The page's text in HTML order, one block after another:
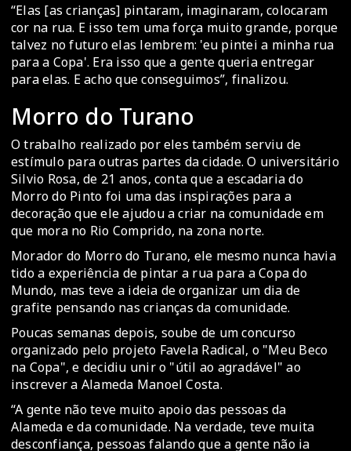
“Elas [as crianças] pintaram, imaginaram, colocaram
cor na rua. E isso tem uma força muito grande, porque
talvez no futuro elas lembrem: 'eu pintei a minha rua
para a Copa'. Era isso que a gente queria entregar
para elas. E acho que conseguimos”, finalizou.
Morro do Turano
O trabalho realizado por eles também serviu de
estímulo para outras partes da cidade. O universitário
Silvio Rosa, de 21 anos, conta que a escadaria do
Morro do Pinto foi uma das inspirações para a
decoração que ele ajudou a criar na comunidade em
que mora no Rio Comprido, na zona norte.
Morador do Morro do Turano, ele mesmo nunca havia
tido a experiência de pintar a rua para a Copa do
Mundo, mas teve a ideia de organizar um dia de
grafite pensando nas crianças da comunidade.
Poucas semanas depois, soube de um concurso
organizado pelo projeto Favela Radical, o "Meu Beco
na Copa", e decidiu unir o "útil ao agradável" ao
inscrever a Alameda Manoel Costa.
“A gente não teve muito apoio das pessoas da
Alameda e da comunidade. Na verdade, teve muita
desconfiança, pessoas falando que a gente não ia